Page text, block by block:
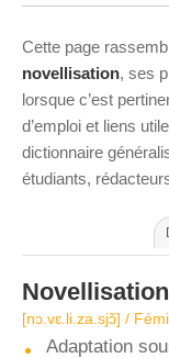
Cette page
novellisation, ses
lorsque c’est
d’emploi et liens
dictionnaire
étudiants,
Novellisation
[nɔ.vɛ.li.za.sjɔ̃] /
Adaptation